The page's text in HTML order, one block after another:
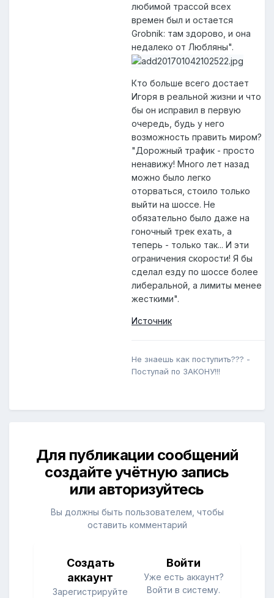
любимой трассой всех
времен был и остается
Grobnik: там здорово, и она
недалеко от Любляны".
Кто больше всего достает
Игоря в реальной жизни и что
бы он исправил в первую
очередь, будь у него
возможность править миром?
"Дорожный трафик - просто
ненавижу! Много лет назад
можно было легко
оторваться, стоило только
выйти на шоссе. Не
обязательно было даже на
гоночный трек ехать, а
теперь - только так... И эти
ограничения скорости! Я бы
сделал езду по шоссе более
либеральной, а лимиты менее
жесткими".
Источник
Не знаешь как поступить??? -
Поступай по ЗАКОНУ!!!
Для публикации сообщений
создайте учётную запись
или авторизуйтесь
Вы должны быть пользователем, чтобы
оставить комментарий
Создать
аккаунт
Зарегистрируйте
Войти
Уже есть аккаунт?
Войти в систему.